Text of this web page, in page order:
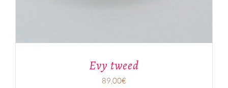
Evy tweed
89,00€